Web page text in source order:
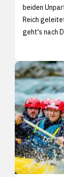
beiden
Reich
geht's nach